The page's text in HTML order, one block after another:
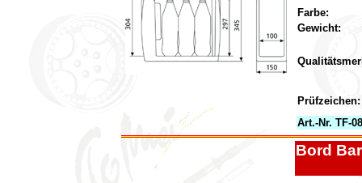
Farbe:
Gewicht:
Prüfzeichen:
Art.-Nr. TF-08
Bord